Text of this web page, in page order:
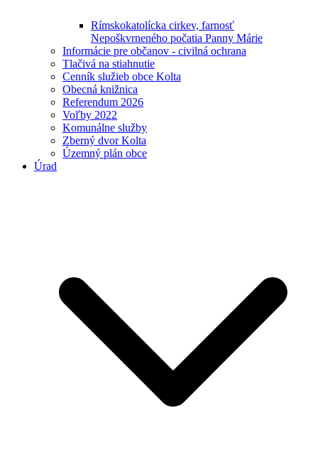
Rímskokatolícka cirkev, farnosť
Nepoškvrneného počatia Panny Márie
Informácie pre občanov - civilná ochrana
Tlačivá na stiahnutie
Cenník služieb obce Kolta
Obecná knižnica
Referendum 2026
Voľby 2022
Komunálne služby
Zberný dvor Kolta
Územný plán obce
Úrad